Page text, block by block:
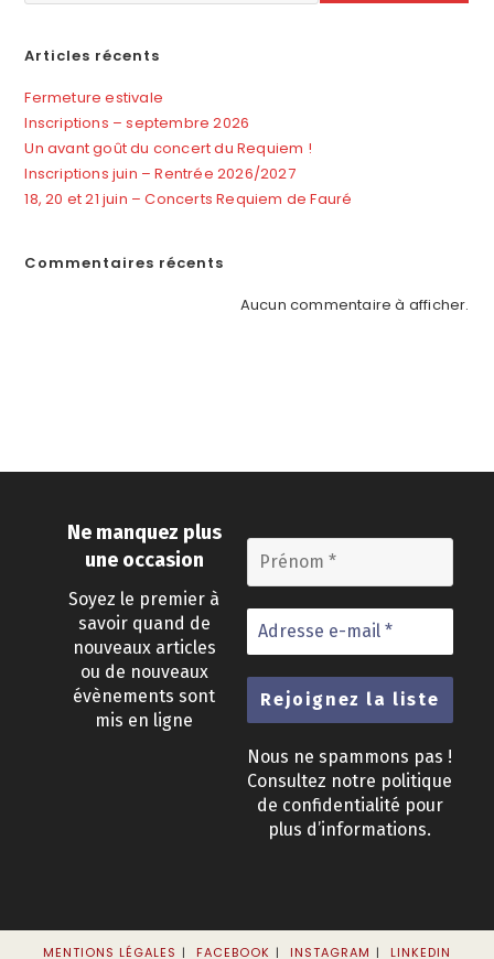
Articles récents
Fermeture estivale
Inscriptions – septembre 2026
Un avant goût du concert du Requiem !
Inscriptions juin – Rentrée 2026/2027
18, 20 et 21 juin – Concerts Requiem de Fauré
Commentaires récents
Aucun commentaire à afficher.
Ne manquez plus
une occasion
Soyez le premier à
savoir quand de
nouveaux articles
ou de nouveaux
évènements sont
mis en ligne
Nous ne spammons pas !
Consultez notre politique
de confidentialité pour
plus d’informations.
MENTIONS LÉGALES FACEBOOK INSTAGRAM LINKEDIN